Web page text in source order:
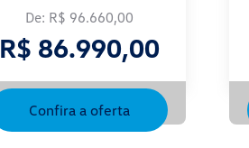
De: R$ 96.660,00
R$ 86.990,00
Confira a oferta